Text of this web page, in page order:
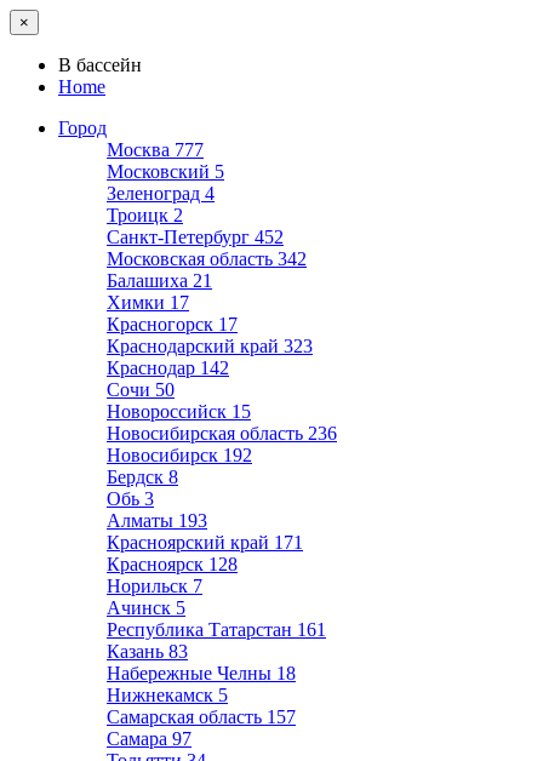
×
В бассейн
Home
Город
Москва 777
Московский 5
Зеленоград 4
Троицк 2
Санкт-Петербург 452
Московская область 342
Балашиха 21
Химки 17
Красногорск 17
Краснодарский край 323
Краснодар 142
Сочи 50
Новороссийск 15
Новосибирская область 236
Новосибирск 192
Бердск 8
Обь 3
Алматы 193
Красноярский край 171
Красноярск 128
Норильск 7
Ачинск 5
Республика Татарстан 161
Казань 83
Набережные Челны 18
Нижнекамск 5
Самарская область 157
Самара 97